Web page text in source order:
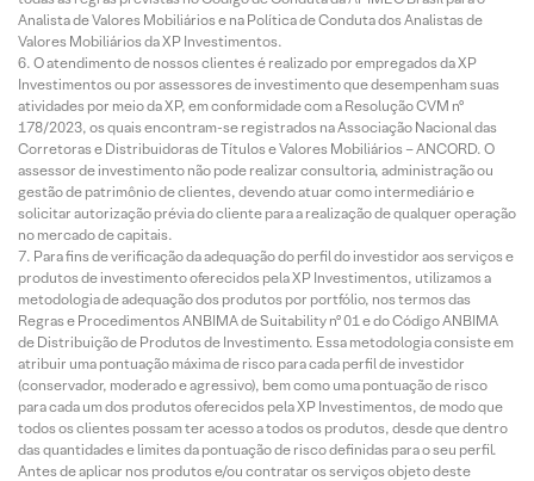
Analista de Valores Mobiliários e na Política de Conduta dos Analistas de
Valores Mobiliários da XP Investimentos.
O atendimento de nossos clientes é realizado por empregados da XP
Investimentos ou por assessores de investimento que desempenham suas
atividades por meio da XP, em conformidade com a Resolução CVM nº
178/2023, os quais encontram-se registrados na Associação Nacional das
Corretoras e Distribuidoras de Títulos e Valores Mobiliários – ANCORD. O
assessor de investimento não pode realizar consultoria, administração ou
gestão de patrimônio de clientes, devendo atuar como intermediário e
solicitar autorização prévia do cliente para a realização de qualquer operação
no mercado de capitais.
Para fins de verificação da adequação do perfil do investidor aos serviços e
produtos de investimento oferecidos pela XP Investimentos, utilizamos a
metodologia de adequação dos produtos por portfólio, nos termos das
Regras e Procedimentos ANBIMA de Suitability nº 01 e do Código ANBIMA
de Distribuição de Produtos de Investimento. Essa metodologia consiste em
atribuir uma pontuação máxima de risco para cada perfil de investidor
(conservador, moderado e agressivo), bem como uma pontuação de risco
para cada um dos produtos oferecidos pela XP Investimentos, de modo que
todos os clientes possam ter acesso a todos os produtos, desde que dentro
das quantidades e limites da pontuação de risco definidas para o seu perfil.
Antes de aplicar nos produtos e/ou contratar os serviços objeto deste